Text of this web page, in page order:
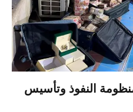
النفوذ وتأسيس